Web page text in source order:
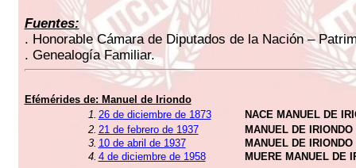
Fuentes:
. Honorable Cámara de Diputados de la Nación –
. Genealogía Familiar.
Efémérides de: Manuel de Iriondo
1. 26 de diciembre de 1873
NACE MANUEL DE
2. 21 de febrero de 1937
MANUEL DE
3. 10 de abril de 1937
MANUEL DE
4. 4 de diciembre de 1958 MUERE MANUEL DE